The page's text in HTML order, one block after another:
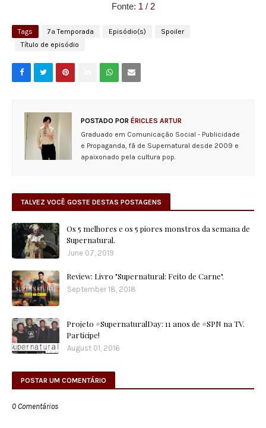
Fonte: 1 / 2
Tags 7ª Temporada Episódio(s)
Spoiler
Título de episódio
POSTADO POR ÉRICLES ARTUR
Graduado em Comunicação Social - Publicidade
e Propaganda, fã de Supernatural desde 2009 e
apaixonado pela cultura pop.
TALVEZ VOCÊ GOSTE DESTAS POSTAGENS
Os 5 melhores e os 5 piores monstros da semana de
Supernatural.
June 07, 2019
Review: Livro "Supernatural: Feito de Carne".
September 18, 2018
Projeto #SupernaturalDay: 11 anos de #SPN na TV.
Participe!
August 01, 2016
POSTAR UM COMENTÁRIO
0 Comentários